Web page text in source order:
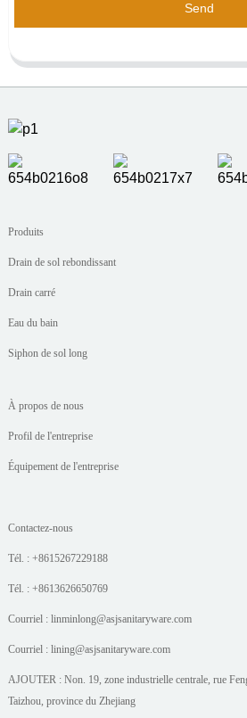
Send
Produits
Drain de sol rebondissant
Drain carré
Eau du bain
Siphon de sol long
À propos de nous
Profil de l'entreprise
Équipement de l'entreprise
Contactez-nous
Tél. : +8615267229188
Tél. : +8613626650769
Courriel : linminlong@asjsanitaryware.com
Courriel : lining@asjsanitaryware.com
AJOUTER : Non. 19, zone industrielle centrale, rue
Taizhou, province du Zhejiang